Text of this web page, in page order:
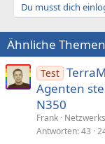
Du musst dich
Ähnliche Themen
Test
Agenten
N350
Frank
Antworten 43